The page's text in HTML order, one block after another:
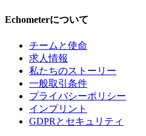
Echometerについて
チームと使命
求人情報
私たちのストーリー
一般取引条件
プライバシーポリシー
インプリント
GDPRとセキュリティ